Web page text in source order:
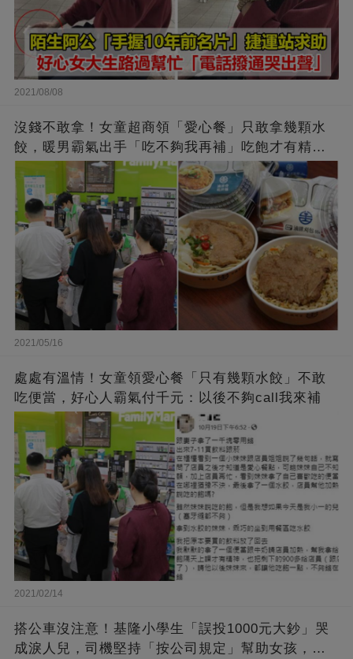
2021/08/08
沒錢不敢拿！女童超商領「愛心餐」只敢拿幾顆水
餃，暖男霸氣出手「吃不夠我再補」吃飽才有精神
2021/05/16
處處有溫情！女童領愛心餐「只有幾顆水餃」不敢
吃便當，好心人霸氣付千元：以後不夠call我來補
2021/02/14
搭公車沒注意！基隆小學生「誤投1000元大鈔」哭
成淚人兒，司機堅持「按公司規定」幫助女孩，暖